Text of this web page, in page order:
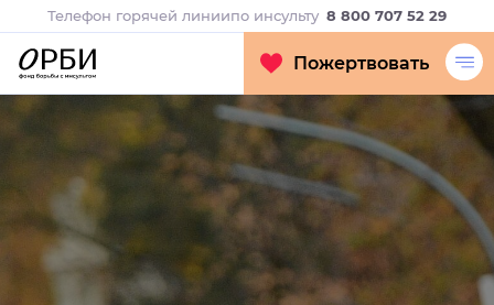
Телефон горячей линиипо инсульту 8 800 707 52 29
Пожертвовать